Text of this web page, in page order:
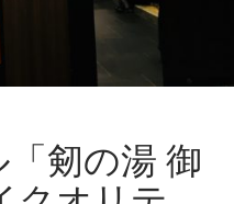
剱の湯 御